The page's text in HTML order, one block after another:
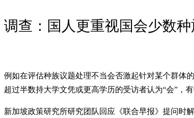
调查：国人更重视国会少数
例如在评估种族议题处理不当会否激起针对某个群体
超过半数持大学文凭或更高学历的受访者认为“会”，
新加坡政策研究所研究团队回应《联合早报》提问时